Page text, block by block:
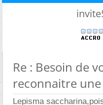
Re : Besoin de
reconnaitre
Lepisma